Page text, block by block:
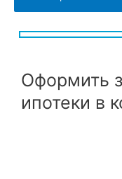
Оформить
ипотеки в